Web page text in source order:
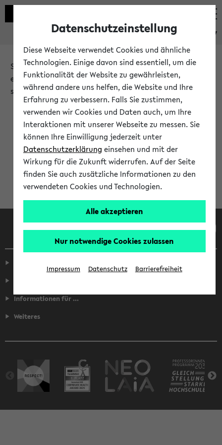
eKVV
Sie möchten auf eine eKVV Funktion zugreifen, die Ihnen
erst nach einer Anmeldung am System zur Verfügung
steht.
Bitte melden Sie sich an:
Anmeldung am eKVV
Informationen für ...
Weiteres
Datenschutzeinstellung
Diese Webseite verwendet Cookies und ähnliche
Technologien. Einige davon sind essentiell, um die
Funktionalität der Website zu gewährleisten,
während andere uns helfen, die Website und Ihre
Erfahrung zu verbessern. Falls Sie zustimmen,
verwenden wir Cookies und Daten auch, um Ihre
Interaktionen mit unserer Webseite zu messen. Sie
können Ihre Einwilligung jederzeit unter
Datenschutzerklärung einsehen und mit der
Wirkung für die Zukunft widerrufen. Auf der Seite
finden Sie auch zusätzliche Informationen zu den
verwendeten Cookies und Technologien.
Alle akzeptieren
Nur notwendige Cookies zulassen
Impressum Datenschutz Barrierefreiheit